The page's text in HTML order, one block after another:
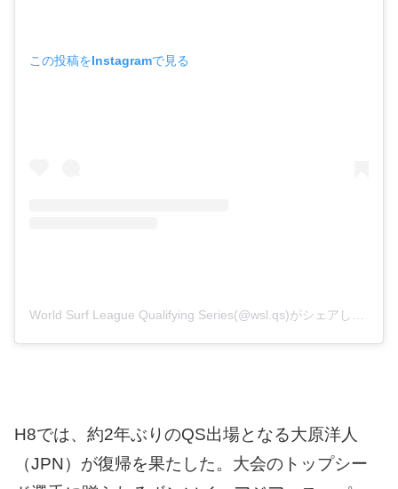
この投稿をInstagramで見る
World Surf League Qualifying Series(@wsl.qs)がシェアした投稿
H8では、約2年ぶりのQS出場となる大原洋人
（JPN）が復帰を果たした。大会のトップシー